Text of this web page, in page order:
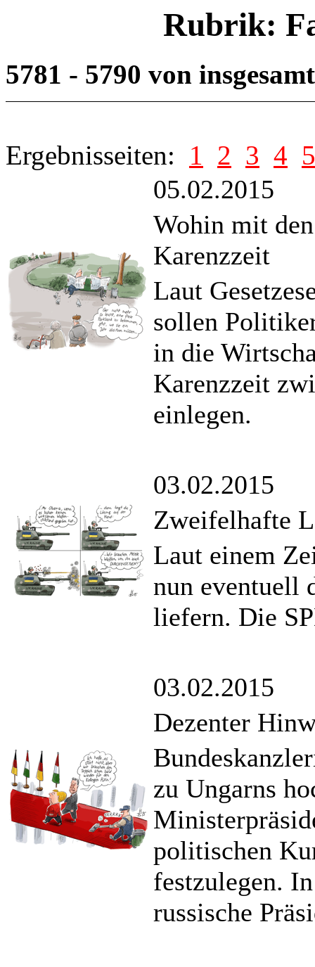
Rubrik:
5781 - 5790 von
Ergebnisseiten: 1 2 3 4 5
05.02.2015
Wohin mit
Karenzzeit
Laut
sollen
in die
Karenzzeit
einlegen.
03.02.2015
Zweifelhafte
Laut einem
nun eventuell
liefern. Die
03.02.2015
Dezenter
zu Ungarns
politischen
festzulegen.
russische